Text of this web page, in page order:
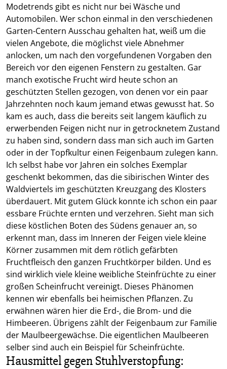
Modetrends gibt es nicht nur bei Wäsche und
Automobilen. Wer schon einmal in den verschiedenen
Garten-Centern Ausschau gehalten hat, weiß um die
vielen Angebote, die möglichst viele Abnehmer
anlocken, um nach den vorgefundenen Vorgaben den
Bereich vor den eigenen Fenstern zu gestalten. Gar
manch exotische Frucht wird heute schon an
geschützten Stellen gezogen, von denen vor ein paar
Jahrzehnten noch kaum jemand etwas gewusst hat. So
kam es auch, dass die bereits seit langem käuflich zu
erwerbenden Feigen nicht nur in getrocknetem Zustand
zu haben sind, sondern dass man sich auch im Garten
oder in der Topfkultur einen Feigenbaum zulegen kann.
Ich selbst habe vor Jahren ein solches Exemplar
geschenkt bekommen, das die sibirischen Winter des
Waldviertels im geschützten Kreuzgang des Klosters
überdauert. Mit gutem Glück konnte ich schon ein paar
essbare Früchte ernten und verzehren. Sieht man sich
diese köstlichen Boten des Südens genauer an, so
erkennt man, dass im Inneren der Feigen viele kleine
Körner zusammen mit dem rötlich gefärbten
Fruchtfleisch den ganzen Fruchtkörper bilden. Und es
sind wirklich viele kleine weibliche Steinfrüchte zu einer
großen Scheinfrucht vereinigt. Dieses Phänomen
kennen wir ebenfalls bei heimischen Pflanzen. Zu
erwähnen wären hier die Erd-, die Brom- und die
Himbeeren. Übrigens zählt der Feigenbaum zur Familie
der Maulbeergewächse. Die eigentlichen Maulbeeren
selber sind auch ein Beispiel für Scheinfrüchte.
Hausmittel gegen Stuhlverstopfung: